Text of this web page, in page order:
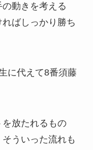
動きを考える
ばしっかり勝ち
に代えて8番須藤
放たれるもの
ういった流れも